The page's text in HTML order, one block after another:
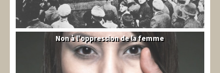
Syrie
Non à l'oppression de la femme